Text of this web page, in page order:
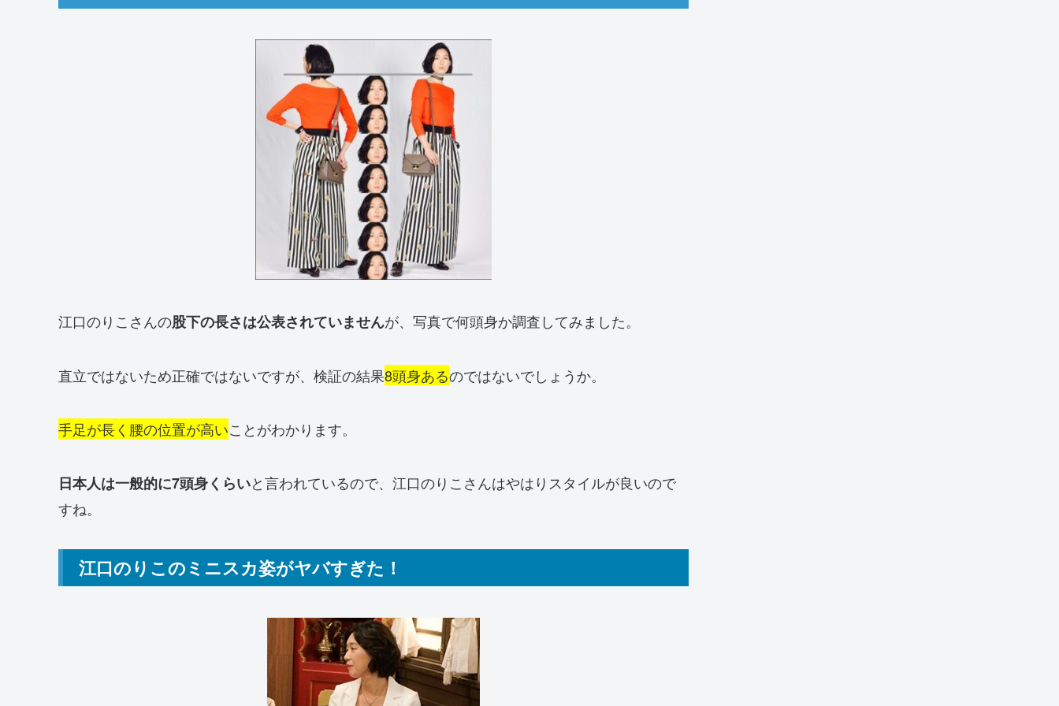
江口のりこさんの股下の長さは公表されていませんが、写真で何頭身か調査してみました。
直立ではないため正確ではないですが、検証の結果8頭身あるのではないでしょうか。
手足が長く腰の位置が高いことがわかります。
日本人は一般的に7頭身くらいと言われているので、江口のりこさんはやはりスタイルが良いので
すね。
江口のりこのミニスカ姿がヤバすぎた！